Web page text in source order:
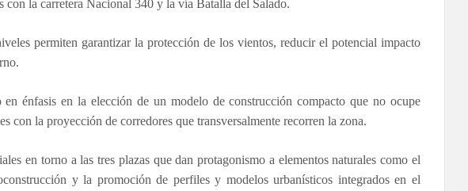
con la carretera Nacional 340 y la vía Batalla del Salado.
permiten garantizar la protección de los vientos, reducir el potencial impacto
énfasis en la elección de un modelo de construcción compacto que no ocupe
con la proyección de corredores que transversalmente recorren la zona.
en torno a las tres plazas que dan protagonismo a elementos naturales como el
y la promoción de perfiles y modelos urbanísticos integrados en el